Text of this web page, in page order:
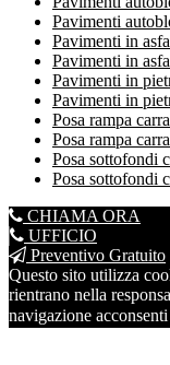
Pavimenti
Pavimenti in
Pavimenti in
Pavimenti in
Pavimenti in
Posa rampa
Posa rampa
Posa sottofondi
Posa sottofondi
CHIAMA ORA
UFFICIO
Preventivo Gratuito
Questo sito utilizza
rientrano nella
navigazione